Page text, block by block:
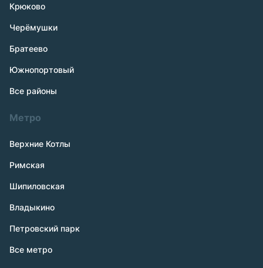
Крюково
Черёмушки
Братеево
Южнопортовый
Все районы
Метро
Верхние Котлы
Римская
Шипиловская
Владыкино
Петровский парк
Все метро